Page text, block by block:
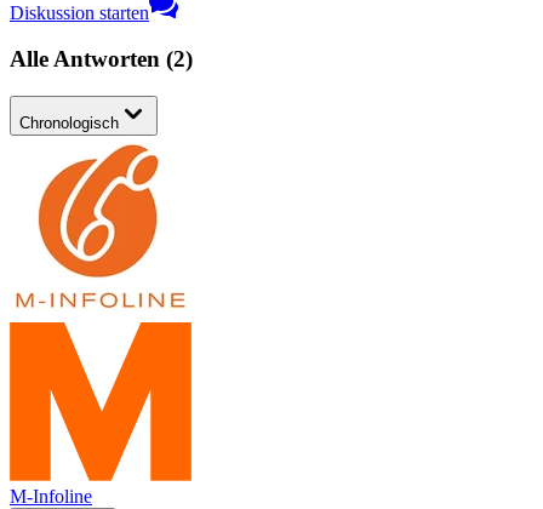
Diskussion starten
Alle Antworten (2)
Chronologisch
M-Infoline